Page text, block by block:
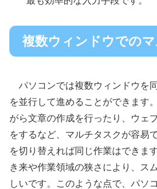
複数ウィンドウでの
パソコンでは複数ウィンドウを
を並行して進めることができます
がら文章の作成を行ったり、ウェ
をするなど、マルチタスクが容易
を切り替えれば同じ作業はできま
き来や作業領域の狭さにより、ス
しいです。このような点で、パソ